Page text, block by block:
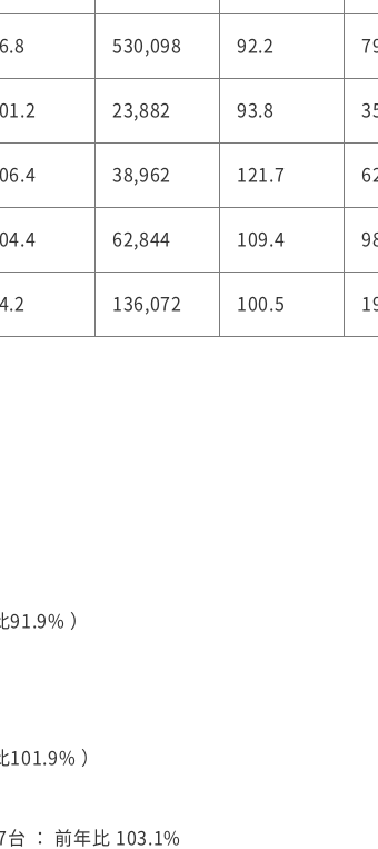
530,098 92.2
23,882 93.8
38,962 121.7
62,844 109.4
136,072 100.5
91.9% ）
101.9% ）
台 ： 前年比 103.1%